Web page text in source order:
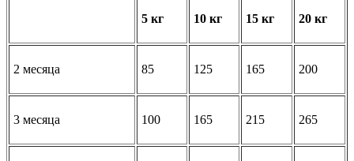
5 кг 10 кг 15 кг 20 кг
2 месяца 85 125 165 200
3 месяца 100 165 215 265